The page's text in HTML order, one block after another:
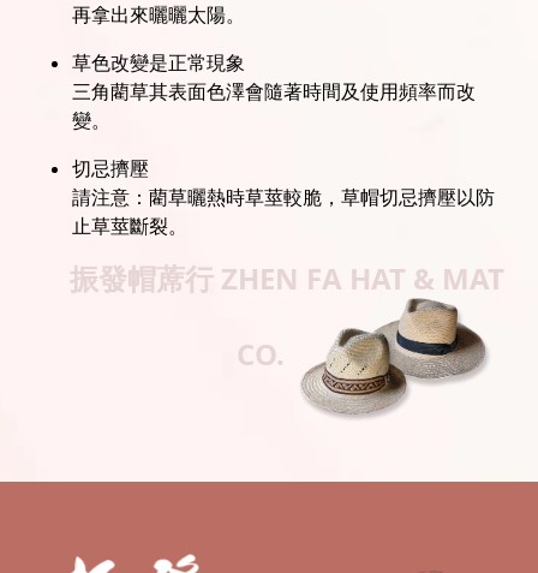
再拿出來曬曬太陽。
草色改變是正常現象
三角藺草其表面色澤會隨著時間及使用頻率而改
變。
切忌擠壓
請注意：藺草曬熱時草莖較脆，草帽切忌擠壓以防
止草莖斷裂。
振發帽蓆行 ZHEN FA HAT & MAT
CO.